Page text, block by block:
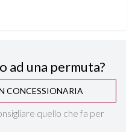
GO
ad una permuta?
CONCESSIONARIA
quello che fa per